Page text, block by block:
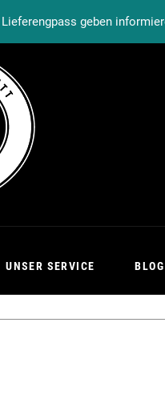
geben
UNSER SERVICE BLOG